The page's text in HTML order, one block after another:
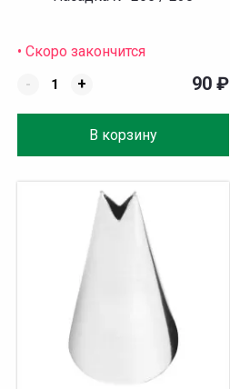
• Скоро закончится
-
+
В корзину
90₽